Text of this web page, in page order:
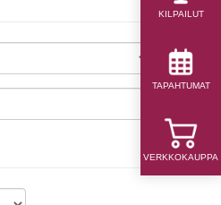
KILPAILUT
TAPAHTUMAT
VERKKOKAUPPA